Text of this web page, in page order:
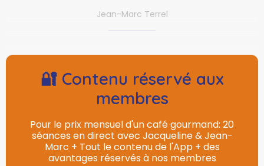
Jean-Marc Terrel
🔐 Contenu réservé aux
membres
Pour le prix mensuel d'un café gourmand: 20
séances en direct avec Jacqueline & Jean-
Marc + Tout le contenu de l'App + des
avantages réservés à nos membres